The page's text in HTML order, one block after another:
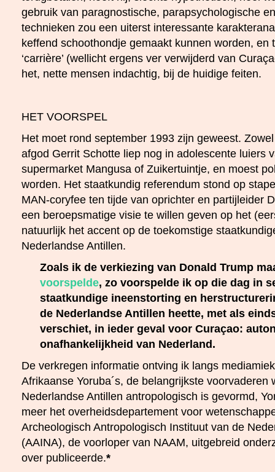
gebruik van paragnostische, parapsychologische
technieken zou een uiterst interessante
keffend schoothondje gemaakt kunnen worden, en
‘carrière’ (wellicht ergens ver verwijderd van
het, nette mensen indachtig, bij de huidige feiten.
HET VOORSPEL
Het moet rond september 1993 zijn geweest.
afgod Gerrit Schotte liep nog in adolescente luiers
supermarket Mangusa of Zuikertuintje, en moest
worden. Het staatkundig referendum stond op
MAN-coryfee ten tijde van oprichter en partijleider
een beroepsmatige visie te willen geven op het
natuurlijk het accent op de toekomstige
Nederlandse Antillen.
Zoals ik de verkiezing van Donald Trump
voorspelde, zo voorspelde ik op die dag in
staatkundige ineenstorting en
de Nederlandse Antillen heette, met als
verschiet, in ieder geval voor Curaçao:
onafhankelijkheid van Nederland.
De verkregen informatie ontving ik langs
Afrikaanse Yoruba´s, de belangrijkste voorvaderen
Nederlandse Antillen antropologisch is gevormd,
meer het overheidsdepartement voor
Archeologisch Antropologisch Instituut van de
(AAINA), de voorloper van NAAM, uitgebreid
over publiceerde.*